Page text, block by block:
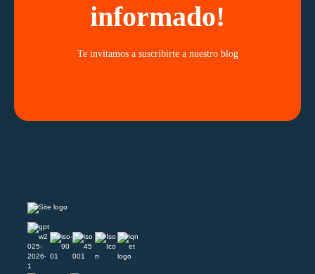
informado!
Te invitamos a suscribirte a nuestro blog